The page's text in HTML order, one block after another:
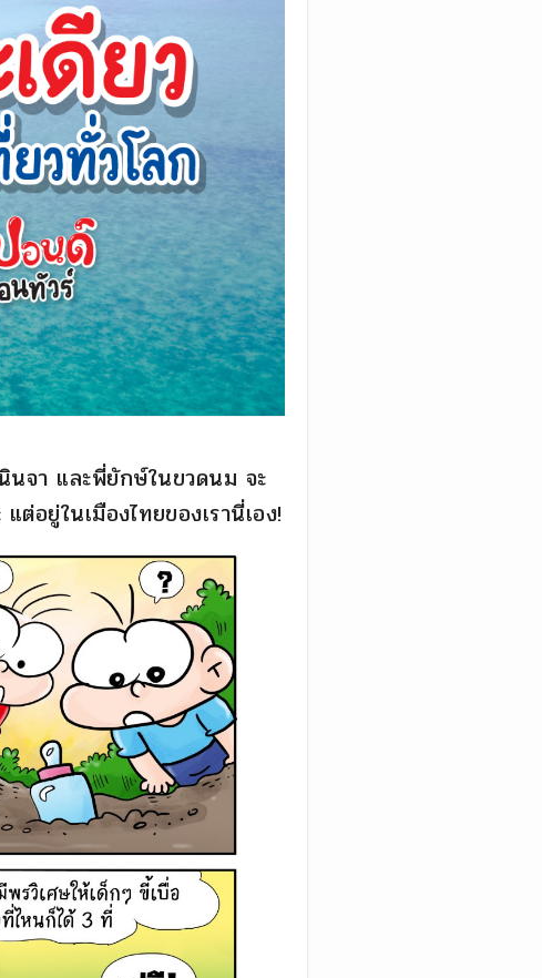
จา และพี่ยักษ์ในขวดนม จะ
อยู่ในเมืองไทยของเรานี่เอง!